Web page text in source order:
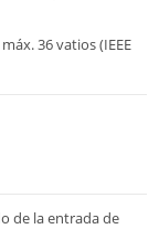
36 vatios (IEEE
de la entrada de